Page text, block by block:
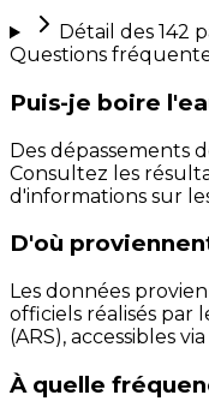
Détail des 142
Questions
Puis-je boire
Des dépassements
Consultez les
d'informations sur
D'où
Les données
officiels réalisés par
(ARS), accessibles via
À quelle